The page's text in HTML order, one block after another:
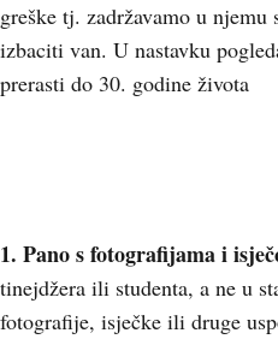
greške tj. zadržavamo u
izbaciti van. U nastavku
prerasti do 30. godine života
1. Pano s fotografijama i
tinejdžera ili studenta, a ne u
fotografije, isječke ili druge